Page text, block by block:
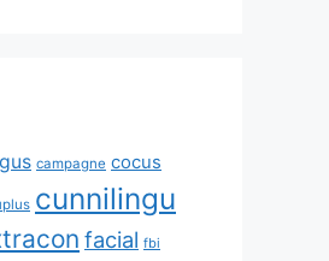
campagne cocus
cunnilingu
facial fbi